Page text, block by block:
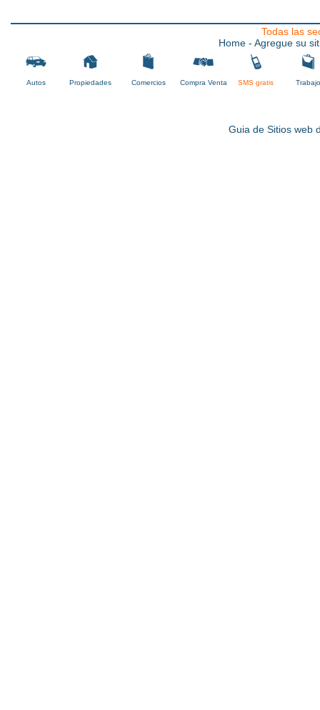
Todas las
Home - Agregue su
Autos Propiedades Comercios Compra Venta SMS gratis Trabajo
Guia de Sitios web